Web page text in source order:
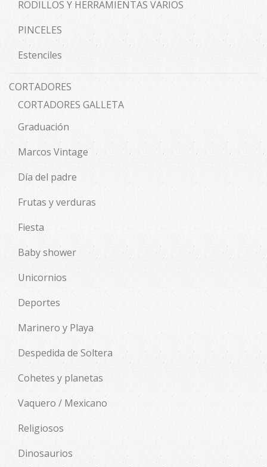
RODILLOS Y HERRAMIENTAS VARIOS
PINCELES
Estenciles
CORTADORES
CORTADORES GALLETA
Graduación
Marcos Vintage
Día del padre
Frutas y verduras
Fiesta
Baby shower
Unicornios
Deportes
Marinero y Playa
Despedida de Soltera
Cohetes y planetas
Vaquero / Mexicano
Religiosos
Dinosaurios